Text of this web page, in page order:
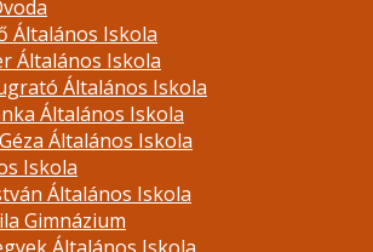
Általános Iskola
Általános Iskola
Általános Iskola
Általános Iskola
Általános Iskola
Iskola
Általános Iskola
Gimnázium